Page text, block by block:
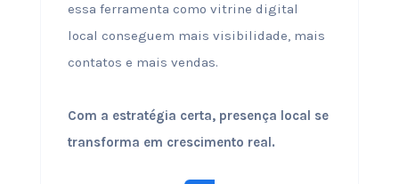
essa ferramenta como vitrine digital
local conseguem mais visibilidade, mais
contatos e mais vendas.
Com a estratégia certa, presença local se
transforma em crescimento real.